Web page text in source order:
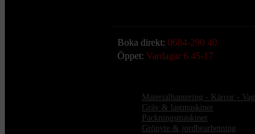
Boka direkt: 0684-290 40
Öppet: Vardagar 6.45-17
Materialhantering - Kärror -
Gräv & lastmaskiner
Packningsmaskiner
Grönyte & jordbearbetning